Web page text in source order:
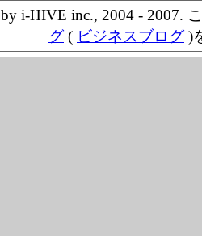
by i-HIVE inc., 2004 - 2007.
グ( ビジネスブログ)